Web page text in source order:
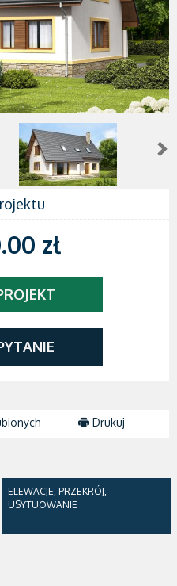
zł
Drukuj
ELEWACJE, PRZEKRÓJ,
USYTUOWANIE